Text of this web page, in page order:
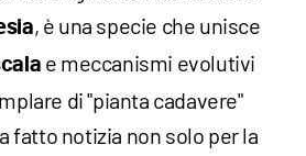
, è una specie che unisce
e meccanismi evolutivi
di "pianta cadavere"
fatto notizia non solo per la